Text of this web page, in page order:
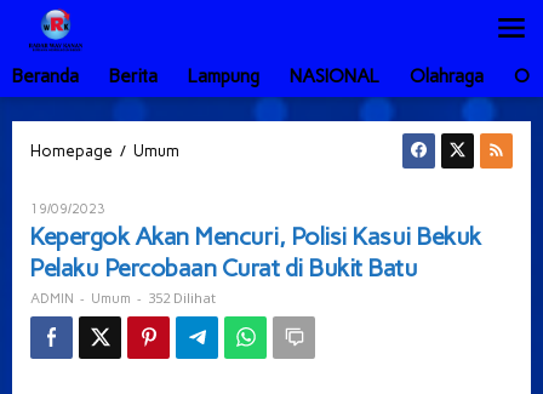
Lewati
konten
Beranda
Berita Lampung NASIONAL Olahraga
Homepage / Umum
Kasui
Bekuk
Percobaan
Curat
di
19/09/2023
ADMIN
Kepergok Akan Mencuri, Polisi Kasui Bekuk
Pelaku Percobaan Curat di Bukit Batu
ADMIN - Umum - 352 Dilihat